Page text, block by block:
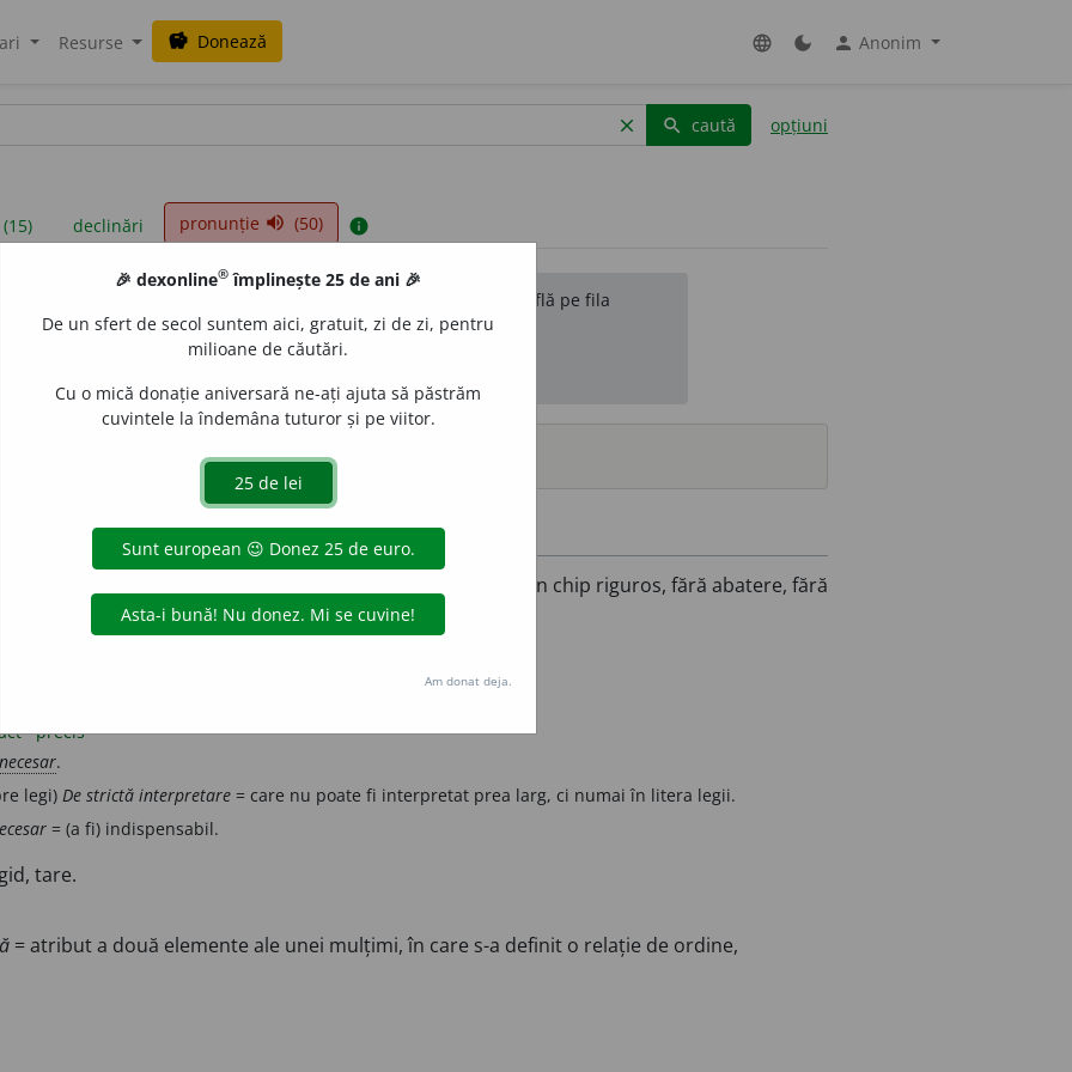
Resurse savings Donează language dark_mode person Anonim
clear search caută opțiuni
declinări pronunție volume_up (50) info
sunt compilate de echipa dexonline. Definițiile originale se află pe fila
reordona filele pe pagina depreferințe.
surse
caracter absolut, care trebuie respectat, executat, aplicat în chip riguros, fără abatere, fără
precis
necesar.
legi) De strictă interpretare = care nu poate fi interpretat prea larg, ci numai în litera legii.
= (a fi) indispensabil.
tare.
= atribut a două elemente ale unei mulțimi, în care s-a definit o relație de ordine,
🎉 dexonline® împlinește 25 de ani 🎉
De un sfert de secol suntem aici, gratuit, zi de zi, pentru
milioane de căutări.
Cu o mică donație aniversară ne-ați ajuta să păstrăm
cuvintele la îndemâna tuturor și pe viitor.
Am donat deja.